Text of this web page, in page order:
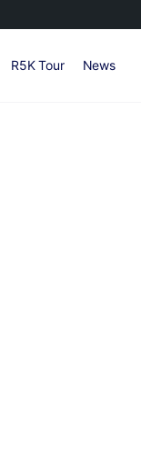
R5K Tour News